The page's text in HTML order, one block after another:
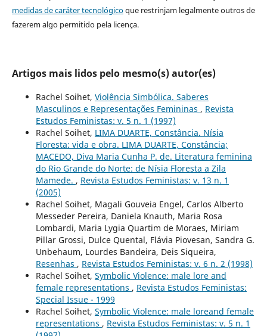
medidas de caráter tecnológicoque restrinjam legalmente outros de
fazerem algo permitido pela licença.
Artigos mais lidos pelo mesmo(s) autor(es)
Rachel Soihet, Violência Simbólica. Saberes
Masculinos e Representações Femininas , Revista
Estudos Feministas: v. 5 n. 1 (1997)
Rachel Soihet, LIMA DUARTE, Constância. Nísia
Floresta: vida e obra. LIMA DUARTE, Constância;
MACEDO, Diva Maria Cunha P. de. Literatura feminina
do Rio Grande do Norte: de Nísia Floresta a Zila
Mamede. , Revista Estudos Feministas: v. 13 n. 1
(2005)
Rachel Soihet, Magali Gouveia Engel, Carlos Alberto
Messeder Pereira, Daniela Knauth, Maria Rosa
Lombardi, Maria Lygia Quartim de Moraes, Miriam
Pillar Grossi, Dulce Quental, Flávia Piovesan, Sandra G.
Unbehaum, Lourdes Bandeira, Deis Siqueira,
Resenhas , Revista Estudos Feministas: v. 6 n. 2 (1998)
Rachel Soihet, Symbolic Violence: male lore and
female representations , Revista Estudos Feministas:
Special Issue - 1999
Rachel Soihet, Symbolic Violence: male loreand female
representations , Revista Estudos Feministas: v. 5 n. 1